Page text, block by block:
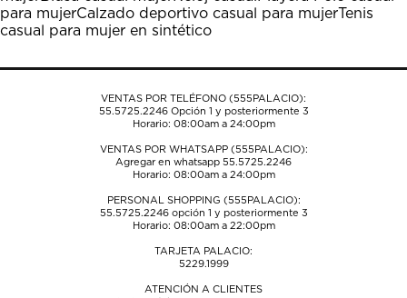
el
formulario
envío.
el
formulario
envío.
el
formulario
envío.
el
formulario
envío.
el
formulario
envío.
para mujerCalzado deportivo casual para mujerTenis
casual para mujer en sintético
VENTAS POR TELÉFONO (555PALACIO):
55.5725.2246Opción 1 y posteriormente 3
Horario: 08:00am a 24:00pm
VENTAS POR WHATSAPP (555PALACIO):
Agregar en whatsapp 55.5725.2246
Horario: 08:00am a 24:00pm
PERSONAL SHOPPING (555PALACIO):
55.5725.2246opción 1 y posteriormente 3
Horario: 08:00am a 22:00pm
TARJETA PALACIO:
5229.1999
ATENCIÓN A CLIENTES